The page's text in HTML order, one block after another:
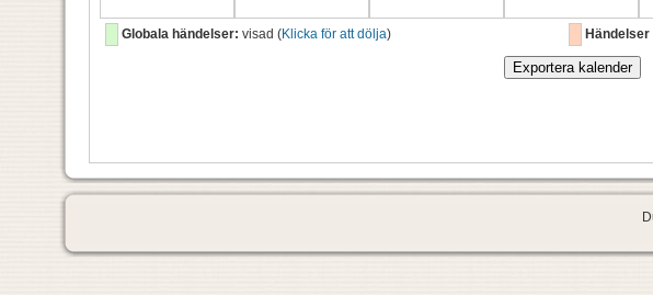
Globala händelser: visad (Klicka för att dölja)